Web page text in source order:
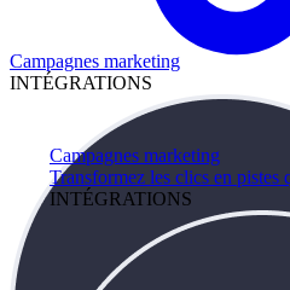
Campagnes marketing
Transformez les clics en pistes
INTÉGRATIONS
Campagnes marketing
INTÉGRATIONS